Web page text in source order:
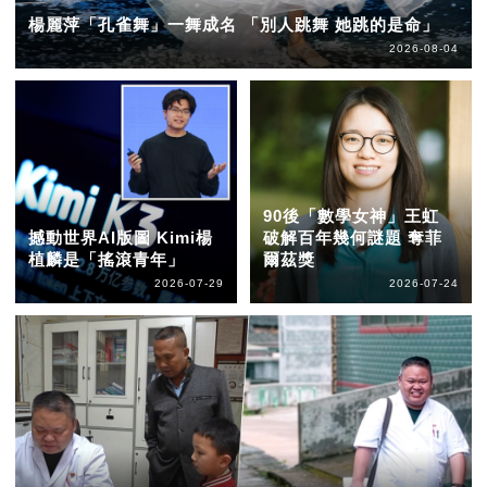
楊麗萍「孔雀舞」一舞成名 「別人跳舞 她跳的是命」
2026-08-04
撼動世界AI版圖 Kimi楊
植麟是「搖滾青年」
2026-07-29
90後「數學女神」王虹
破解百年幾何謎題 奪菲
爾茲獎
2026-07-24